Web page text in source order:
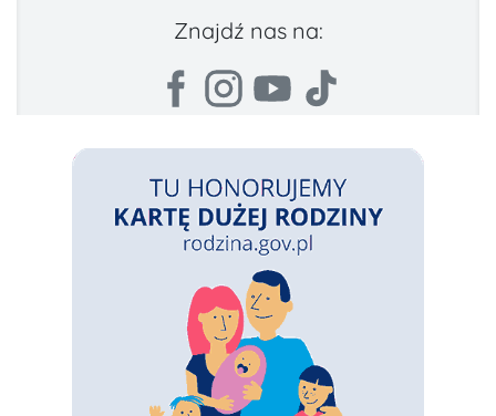
Znajdź nas na: